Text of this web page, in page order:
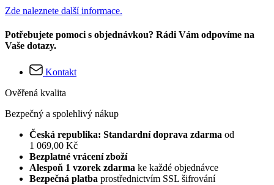
Zde naleznete další informace.
Potřebujete pomoci s objednávkou? Rádi Vám odpovíme na
Vaše dotazy.
Kontakt
Ověřená kvalita
Bezpečný a spolehlivý nákup
Česká republika: Standardní doprava zdarma od
1 069,00 Kč
Bezplatné vrácení zboží
Alespoň 1 vzorek zdarma ke každé objednávce
Bezpečná platba prostřednictvím SSL šifrování